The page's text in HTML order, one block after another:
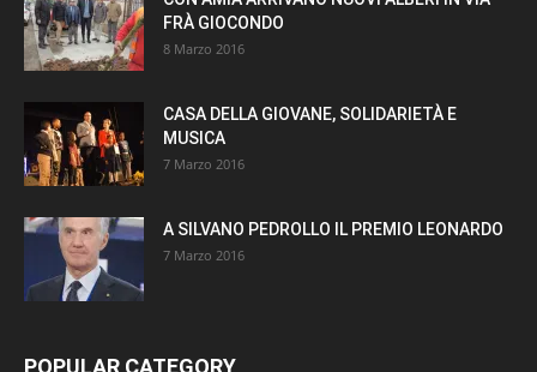
FRÀ GIOCONDO
8 Marzo 2016
CASA DELLA GIOVANE, SOLIDARIETÀ E
MUSICA
7 Marzo 2016
A SILVANO PEDROLLO IL PREMIO LEONARDO
7 Marzo 2016
POPULAR CATEGORY